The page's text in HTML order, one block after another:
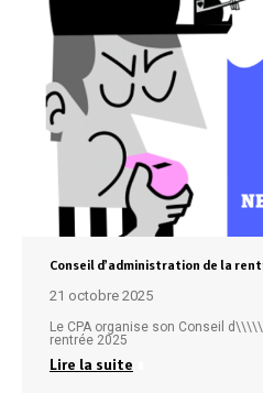
Conseil d’administration de la
21 octobre 2025
Le CPA organise son Conseil
rentrée 2025
Lire la suite